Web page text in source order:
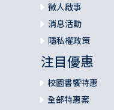
徵人啟事
消息活動
隱私權政策
注目優惠
校園書饗特惠
全部特惠案